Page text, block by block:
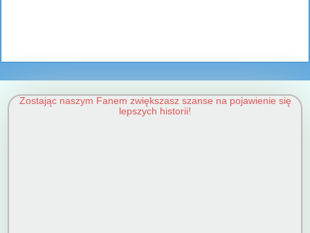
Zostając naszym Fanem zwiększasz szanse na pojawienie się
lepszych historii!